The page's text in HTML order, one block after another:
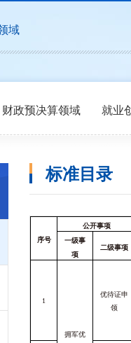
域
财政预决算领域 就业
标准目录
序号
公开事项
一级事
项
二级事项
1
拥军优
优待证申
领